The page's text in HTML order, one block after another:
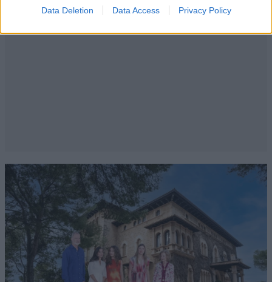
Data Deletion Data Access Privacy Policy